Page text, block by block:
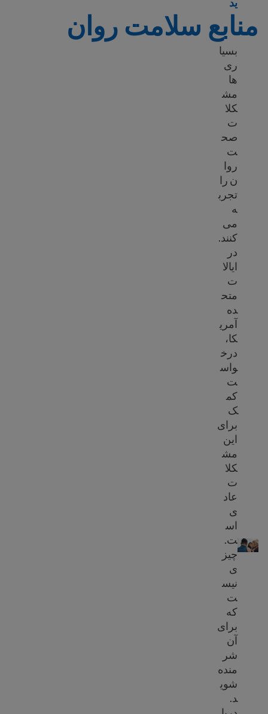
منابع سلامت روان
منابع سلامت روان
بسیا
ری
ها
مش
کلا
ت
صح
ت
روا
ن را
تجرب
ه
می
کنند.
در
ایالا
ت
متح
ده
آمری
کا،
درخ
واس
ت
کم
ک
برای
این
مش
کلا
ت
عاد
ی
اس
ت.
چیز
ی
نیس
ت
که
برای
آن
شر
منده
شوی
د.